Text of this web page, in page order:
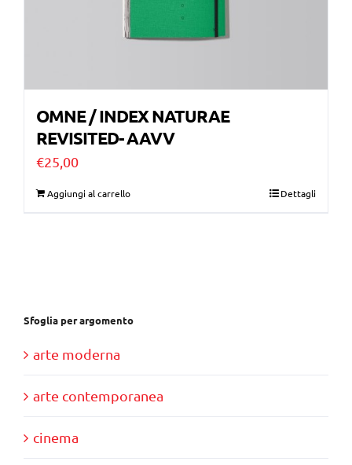
OMNE / INDEX NATURAE
REVISITED- AAVV
€25,00
Aggiungi al carrello Dettagli
Sfoglia per argomento
arte moderna
arte contemporanea
cinema